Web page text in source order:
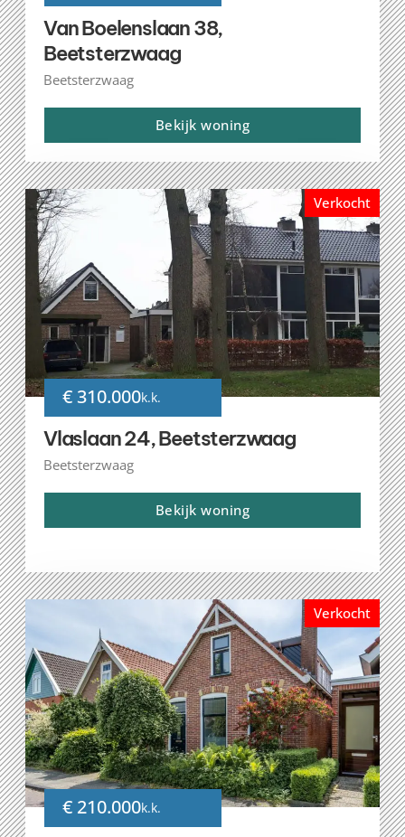
Van Boelenslaan 38,
Beetsterzwaag
Beetsterzwaag
Bekijk woning
Verkocht
€ 310.000k.k.
Vlaslaan 24, Beetsterzwaag
Beetsterzwaag
Bekijk woning
Verkocht
€ 210.000k.k.